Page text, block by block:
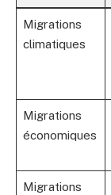
Migrations
climatiques
Migrations
économiques
Migrations